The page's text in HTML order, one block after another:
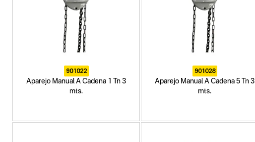
901022
Aparejo Manual A Cadena 1 Tn 3
mts.
901028
Aparejo Manual A Cadena 5 Tn 3
mts.